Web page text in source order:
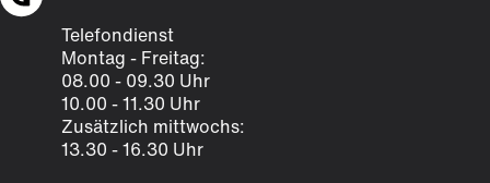
Telefondienst
Montag - Freitag:
08.00 - 09.30 Uhr
10.00 - 11.30 Uhr
Zusätzlich mittwochs:
13.30 - 16.30 Uhr